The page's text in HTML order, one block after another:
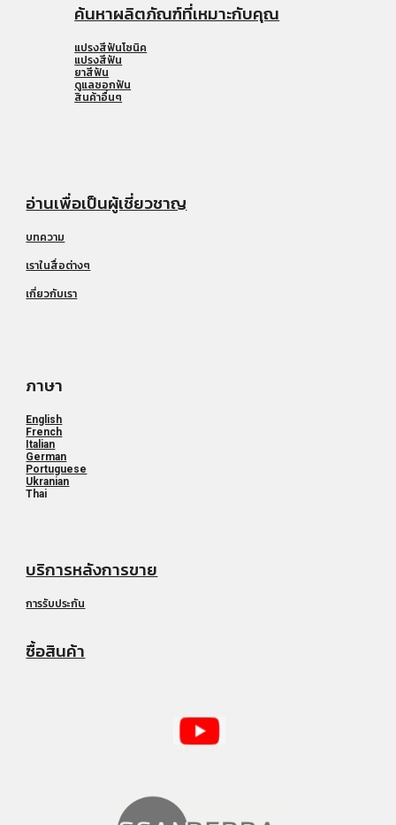
ค้นหาผลิตภัณฑ์ที่เหมาะกับคุณ
แปรงสีฟันโซนิค
แปรงสีฟัน
ยาสีฟัน
ดูแลซอกฟัน
สินค้าอื่นๆ
อ่านเพื่อเป็นผู้เชี่ยวชาญ
บทความ
เราในสื่อต่างๆ
เกี่ยวกับเรา
ภาษา
English
French
Italian
German
Portuguese
Ukranian
Thai
บริการหลังการขาย
การรับประกัน
ซื้อสินค้า